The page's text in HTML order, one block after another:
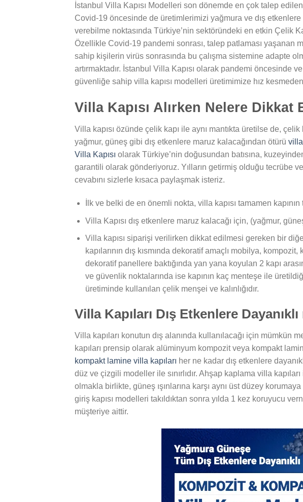
İstanbul Villa Kapısı Modelleri son dönemde en çok talep
Covid-19 öncesinde de üretimlerimizi yağmura ve dış
verebilme noktasında Türkiye’nin sektöründeki en etkin Çelik
Özellikle Covid-19 pandemi sonrası, talep patlaması yaşanan
sahip kişilerin virüs sonrasında bu çalışma sistemine adapte
artırmaktadır. İstanbul Villa Kapısı olarak pandemi öncesinde
güvenliğe sahip villa kapısı modelleri üretimimize hız
Villa Kapısı Alırken Nelere Dikkat
Villa kapısı özünde çelik kapı ile aynı mantıkta üretilse de,
yağmur, güneş gibi dış etkenlere maruz kalacağından ötürü villa
Villa Kapısı olarak Türkiye’nin doğusundan batısına,
garantili olarak gönderiyoruz. Yılların getirmiş olduğu tecrübe
cevabını sizlerle kısaca paylaşmak isteriz.
İlk ve belki de en önemli nokta, villa kapısı tamamen
Villa Kapısı dış etkenlere maruz kalacağı için, (yağmur,
Villa kapısı siparişi verilirken dikkat edilmesi gereken bir
kapılarının dış kısmında dekoratif amaçlı mobilya,
dekoratif panellere baktığında yan yana koyulan 2 kapı
ve güvenlik noktalarında ise kapının kaç menteşe ile
üretiminde kullanılan çelik menşei ve kalınlığıdır.
Villa Kapıları Dış Etkenlere Dayanıklı
Villa kapıları konutun dış alanında kullanılacağı için mümkün
kapıları prensip olarak alüminyum kompozit veya kompakt
kompakt lamine villa kapıları her ne kadar dış etkenlere
düz ve çizgili modeller ile sınırlıdır. Ahşap kaplama villa
olmakla birlikte, güneş ışınlarına karşı aynı üst düzey
giriş kapısı modelleri takıldıktan sonra yılda 1 kez koruyucu
müşteriye aittir.